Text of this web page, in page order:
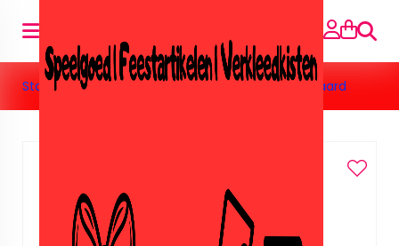
Suche
Startseite» Vriendenboekjes»Vriendenboekje paard